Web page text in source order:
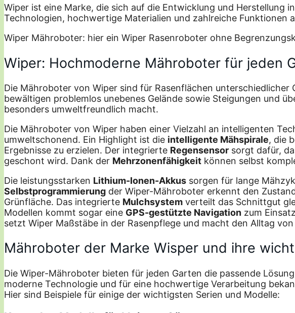
Wiper ist eine Marke, die sich auf die Entwicklung und
Technologien, hochwertige Materialien und zahlreiche Funktionen
Wiper Mähroboter: hier ein Wiper Rasenroboter ohne
Wiper: Hochmoderne Mähroboter für jeden
Die Mähroboter von Wiper sind für Rasenflächen
bewältigen problemlos unebenes Gelände sowie Steigungen und
besonders umweltfreundlich macht.
Die Mähroboter von Wiper haben einer Vielzahl an intelligenten
umweltschonend. Ein Highlight ist die intelligente Mähspirale, die
Ergebnisse zu erzielen. Der integrierte Regensensor sorgt dafür,
geschont wird. Dank der Mehrzonenfähigkeit können selbst
Die leistungsstarken Lithium-Ionen-Akkus sorgen für lange
Selbstprogrammierung der Wiper-Mähroboter erkennt den
Grünfläche. Das integrierte Mulchsystem verteilt das Schnittgut
Modellen kommt sogar eine GPS-gestützte Navigation zum
setzt Wiper Maßstäbe in der Rasenpflege und macht den Alltag
Mähroboter der Marke Wisper und ihre
Die Wiper-Mähroboter bieten für jeden Garten die passende
moderne Technologie und für eine hochwertige Verarbeitung
Hier sind Beispiele für einige der wichtigsten Serien und Modelle: